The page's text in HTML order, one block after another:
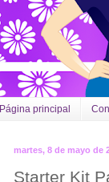
Página principal
martes, 8 de mayo de
Starter Kit